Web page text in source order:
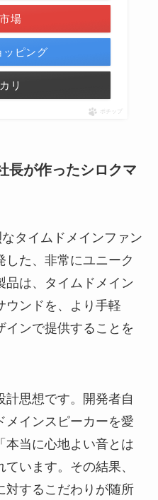
場
ッピング
リ
ポチップ
長が作ったシロクマ
タイムドメインファン
した、非常にユニーク
品は、タイムドメイン
ウンドを、より手軽
インで提供することを
計思想です。開発者自
メインスピーカーを愛
本当に心地よい音とは
います。その結果、
対するこだわりが随所